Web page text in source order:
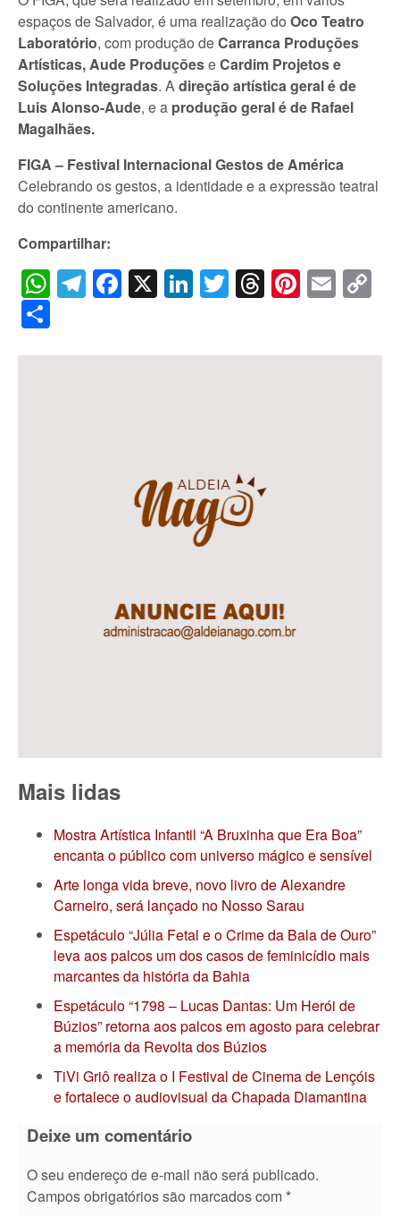
espaços de Salvador, é uma realização do Oco Teatro
Laboratório, com produção deCarranca Produções
Artísticas, Aude ProduçõeseCardim Projetos e
Soluções Integradas. Adireção artística geral é de
Luis Alonso-Aude, e a produção geral é de Rafael
Magalhães.
FIGA – Festival Internacional Gestos de América
Celebrando os gestos, a identidade e a expressão teatral
do continente americano.
Compartilhar:
WhatsApp
Telegram
Facebook
X LinkedIn
Twitter
Threads
Mais lidas
Mostra Artística Infantil “A Bruxinha que Era Boa”
encanta o público com universo mágico e sensível
Arte longa vida breve, novo livro de Alexandre
Carneiro, será lançado no Nosso Sarau
Espetáculo “Júlia Fetal e o Crime da Bala de Ouro”
leva aos palcos um dos casos de feminicídio mais
marcantes da história da Bahia
Espetáculo “1798 – Lucas Dantas: Um Herói de
Búzios” retorna aos palcos em agosto para celebrar
a memória da Revolta dos Búzios
TiVi Griô realiza o I Festival de Cinema de Lençóis
e fortalece o audiovisual da Chapada Diamantina
Deixe um comentário
O seu endereço de e-mail não será publicado.
Campos obrigatórios são marcados com *